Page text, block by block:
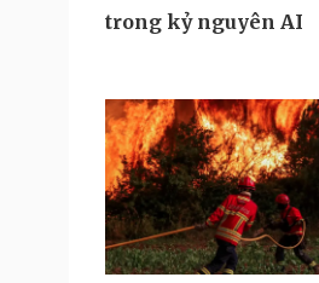
trong kỷ nguyên AI